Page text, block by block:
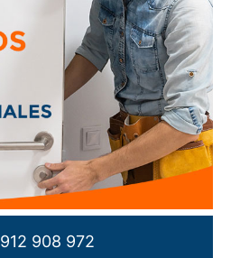
912 908 972